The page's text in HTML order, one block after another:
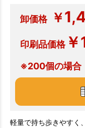
卸価格 ￥
印刷品価格￥
※200個の場合
軽量で持ち歩きやすく